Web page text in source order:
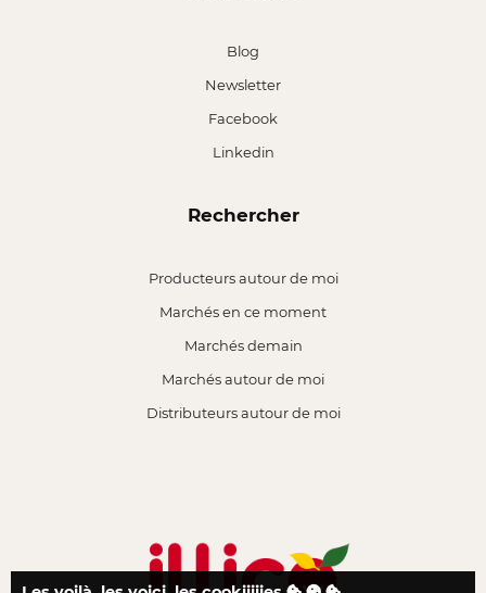
Blog
Newsletter
Facebook
Linkedin
Rechercher
Producteurs autour de moi
Marchés en ce moment
Marchés demain
Marchés autour de moi
Distributeurs autour de moi